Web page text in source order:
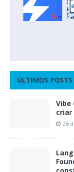
ÚLTIMOS POSTS
Vibe
criar
25